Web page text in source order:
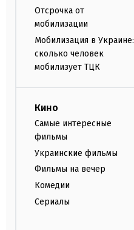
Отсрочка от
мобилизации
Мобилизация в Украине:
сколько человек
мобилизует ТЦК
Кино
Самые интересные
фильмы
Украинские фильмы
Фильмы на вечер
Комедии
Сериалы